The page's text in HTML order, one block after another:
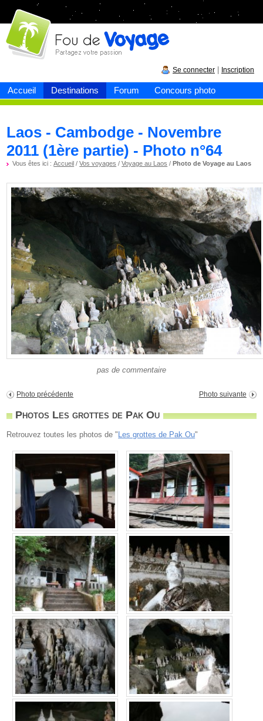
Accueil Destinations Forum Concours photo
Fou devoyage
Se connecter Inscription
Laos - Cambodge - Novembre
2011 (1ère partie) - Photo n°64
Vous êtes ici :Accueil /Vos voyages /Voyage au Laos /Photo de Voyage au Laos
pas de commentaire
Photo précédente Photo suivante
Photos Les grottes de Pak Ou
Retrouvez toutes les photos de "Les grottes de Pak Ou"